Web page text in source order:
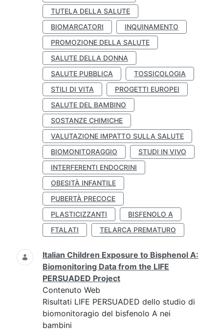
TUTELA DELLA SALUTE
BIOMARCATORI
INQUINAMENTO
PROMOZIONE DELLA SALUTE
SALUTE DELLA DONNA
SALUTE PUBBLICA
TOSSICOLOGIA
STILI DI VITA
PROGETTI EUROPEI
SALUTE DEL BAMBINO
SOSTANZE CHIMICHE
VALUTAZIONE IMPATTO SULLA SALUTE
BIOMONITORAGGIO
STUDI IN VIVO
INTERFERENTI ENDOCRINI
OBESITÀ INFANTILE
PUBERTÀ PRECOCE
PLASTICIZZANTI
BISFENOLO A
FTALATI
TELARCA PREMATURO
Italian Children Exposure to Bisphenol A:
Biomonitoring Data from the LIFE
PERSUADED Project
Contenuto Web
Risultati LIFE PERSUADED dello studio di
biomonitoragio del bisfenolo A nei
bambini